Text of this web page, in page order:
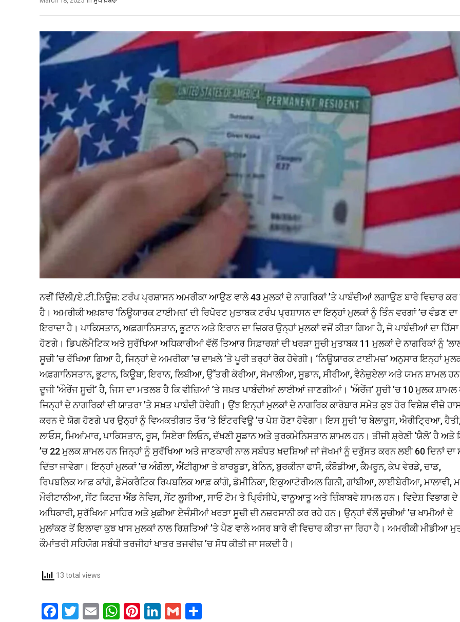
ਨਵੀਂ ਦਿੱਲੀ/ਏ.ਟੀ.ਨਿਊਜ਼: ਟਰੰਪ ਪ੍ਰਸ਼ਾਸਨ ਅਮਰੀਕਾ ਆਉਣ ਵਾਲੇ 43 ਮੁਲਕਾਂ ਦੇ ਨਾਗਰਿਕਾਂ ’ਤੇ ਪਾਬੰਦੀਆਂ ਲਗਾਉਣ ਬਾਰੇ ਵਿਚਾਰ ਕਰ
ਹੈ। ਅਮਰੀਕੀ ਅਖ਼ਬਾਰ ‘ਨਿਊਯਾਰਕ ਟਾਈਮਜ਼’ ਦੀ ਰਿਪੋਰਟ ਮੁਤਾਬਕ ਟਰੰਪ ਪ੍ਰਸ਼ਾਸਨ ਦਾ ਇਨ੍ਹਾਂ ਮੁਲਕਾਂ ਨੂੰ ਤਿੰਨ ਵਰਗਾਂ ’ਚ ਵੰਡਣ ਦਾ
ਇਰਾਦਾ ਹੈ। ਪਾਕਿਸਤਾਨ, ਅਫ਼ਗਾਨਿਸਤਾਨ, ਭੂਟਾਨ ਅਤੇ ਇਰਾਨ ਦਾ ਜ਼ਿਕਰ ਉਨ੍ਹਾਂ ਮੁਲਕਾਂ ਵਜੋਂ ਕੀਤਾ ਗਿਆ ਹੈ, ਜੋ ਪਾਬੰਦੀਆਂ ਦਾ ਹਿੱਸਾ
ਹੋਣਗੇ। ਡਿਪਲੋਮੈਟਿਕ ਅਤੇ ਸੁਰੱਖਿਆ ਅਧਿਕਾਰੀਆਂ ਵੱਲੋਂ ਤਿਆਰ ਸਿਫ਼ਾਰਸ਼ਾਂ ਦੀ ਖਰੜਾ ਸੂਚੀ ਮੁਤਾਬਕ 11 ਮੁਲਕਾਂ ਦੇ ਨਾਗਰਿਕਾਂ ਨੂੰ
ਸੂਚੀ ’ਚ ਰੱਖਿਆ ਗਿਆ ਹੈ, ਜਿਨ੍ਹਾਂ ਦੇ ਅਮਰੀਕਾ ’ਚ ਦਾਖ਼ਲੇ ’ਤੇ ਪੂਰੀ ਤਰ੍ਹਾਂ ਰੋਕ ਹੋਵੇਗੀ। ‘ਨਿਊਯਾਰਕ ਟਾਈਮਜ਼’ ਅਨੁਸਾਰ ਇਨ੍ਹਾਂ
ਅਫ਼ਗਾਨਿਸਤਾਨ, ਭੂਟਾਨ, ਕਿਊਬਾ, ਇਰਾਨ, ਲਿਬੀਆ, ਉੱਤਰੀ ਕੋਰੀਆ, ਸੋਮਾਲੀਆ, ਸੂਡਾਨ, ਸੀਰੀਆ, ਵੈਨੇਜ਼ੁਏਲਾ ਅਤੇ ਯਮਨ ਸ਼ਾਮਲ
ਦੂਜੀ ‘ਔਰੇਂਜ ਸੂਚੀ’ ਹੈ, ਜਿਸ ਦਾ ਮਤਲਬ ਹੈ ਕਿ ਵੀਜ਼ਿਆਂ ’ਤੇ ਸਖ਼ਤ ਪਾਬੰਦੀਆਂ ਲਾਈਆਂ ਜਾਣਗੀਆਂ। ‘ਔਰੇਂਜ’ ਸੂਚੀ ’ਚ 10 ਮੁਲਕ ਸ਼ਾਮਲ
ਜਿਨ੍ਹਾਂ ਦੇ ਨਾਗਰਿਕਾਂ ਦੀ ਯਾਤਰਾ ’ਤੇ ਸਖ਼ਤ ਪਾਬੰਦੀ ਹੋਵੇਗੀ। ਉਂਝ ਇਨ੍ਹਾਂ ਮੁਲਕਾਂ ਦੇ ਨਾਗਰਿਕ ਕਾਰੋਬਾਰ ਸਮੇਤ ਕੁਝ ਹੋਰ ਵਿਸ਼ੇਸ਼ ਵੀਜ਼ੇ
ਕਰਨ ਦੇ ਯੋਗ ਹੋਣਗੇ ਪਰ ਉਨ੍ਹਾਂ ਨੂੰ ਵਿਅਕਤੀਗਤ ਤੌਰ ’ਤੇ ਇੰਟਰਵਿਊ ’ਚ ਪੇਸ਼ ਹੋਣਾ ਹੋਵੇਗਾ। ਇਸ ਸੂਚੀ ’ਚ ਬੇਲਾਰੂਸ, ਐਰੀਟ੍ਰਿਆ,
ਲਾਓਸ, ਮਿਆਂਮਾਰ, ਪਾਕਿਸਤਾਨ, ਰੂਸ, ਸਿਏਰਾ ਲਿਓਨ, ਦੱਖਣੀ ਸੂਡਾਨ ਅਤੇ ਤੁਰਕਮੇਨਿਸਤਾਨ ਸ਼ਾਮਲ ਹਨ। ਤੀਜੀ ਸ਼੍ਰੇਣੀ ‘ਯੈਲੋ’ ਹੈ
’ਚ 22 ਮੁਲਕ ਸ਼ਾਮਲ ਹਨ ਜਿਨ੍ਹਾਂ ਨੂੰ ਸੁਰੱਖਿਆ ਅਤੇ ਜਾਣਕਾਰੀ ਨਾਲ ਸਬੰਧਤ ਖ਼ਦਸ਼ਿਆਂ ਜਾਂ ਜੋਖਮਾਂ ਨੂੰ ਦਰੁੱਸਤ ਕਰਨ ਲਈ 60 ਦਿਨਾਂ ਦਾ
ਦਿੱਤਾ ਜਾਵੇਗਾ। ਇਨ੍ਹਾਂ ਮੁਲਕਾਂ ’ਚ ਅੰਗੋਲਾ, ਐਂਟੀਗੁਆ ਤੇ ਬਾਰਬੂਡਾ, ਬੇਨਿਨ, ਬੁਰਕੀਨਾ ਫਾਸੋ, ਕੰਬੋਡੀਆ, ਕੈਮਰੂਨ, ਕੇਪ ਵੇਰਡੇ, ਚਾਡ,
ਰਿਪਬਲਿਕ ਆਫ਼ ਕਾਂਗੋ, ਡੈਮੋਕਰੈਟਿਕ ਰਿਪਬਲਿਕ ਆਫ਼ ਕਾਂਗੋ, ਡੋਮੀਨਿਕਾ, ਇਕੁਆਟੋਰੀਅਲ ਗਿਨੀ, ਗਾਂਬੀਆ, ਲਾਈਬੇਰੀਆ, ਮਾਲਾਵੀ,
ਮੌਰੀਟਾਨੀਆ, ਸੇਂਟ ਕਿਟਜ਼ ਐਂਡ ਨੇਵਿਸ, ਸੇਂਟ ਲੂਸੀਆ, ਸਾਓ ਟੋਮ ਤੇ ਪ੍ਰਿੰਸੀਪੇ, ਵਾਨੂਆਤੂ ਅਤੇ ਜ਼ਿੰਬਾਬਵੇ ਸ਼ਾਮਲ ਹਨ। ਵਿਦੇਸ਼ ਵਿਭਾਗ ਦੇ
ਅਧਿਕਾਰੀ, ਸੁਰੱਖਿਆ ਮਾਹਿਰ ਅਤੇ ਖ਼ੁਫ਼ੀਆ ਏਜੰਸੀਆਂ ਖਰੜਾ ਸੂਚੀ ਦੀ ਨਜ਼ਰਸਾਨੀ ਕਰ ਰਹੇ ਹਨ। ਉਨ੍ਹਾਂ ਵੱਲੋਂ ਸੂਚੀਆਂ ’ਚ ਖਾਮੀਆਂ ਦੇ
ਮੁਲਾਂਕਣ ਤੋਂ ਇਲਾਵਾ ਕੁਝ ਖਾਸ ਮੁਲਕਾਂ ਨਾਲ ਰਿਸ਼ਤਿਆਂ ’ਤੇ ਪੈਣ ਵਾਲੇ ਅਸਰ ਬਾਰੇ ਵੀ ਵਿਚਾਰ ਕੀਤਾ ਜਾ ਰਿਹਾ ਹੈ। ਅਮਰੀਕੀ ਮੀਡੀਆ
ਕੌਮਾਂਤਰੀ ਸਹਿਯੋਗ ਸਬੰਧੀ ਤਰਜੀਹਾਂ ਖਾਤਰ ਤਜਵੀਜ਼ ’ਚ ਸੋਧ ਕੀਤੀ ਜਾ ਸਕਦੀ ਹੈ।
13 total views
F
T
E
W Pi Li
G